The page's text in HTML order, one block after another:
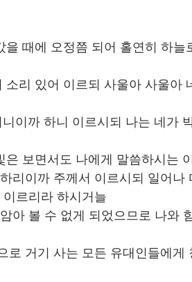
때에 오정쯤 되어 홀연히 하늘
리 있어 이르되 사울아 사울아
이까 하니 이르시되 나는 네가
은 보면서도 나에게 말씀하시는
리이까 주께서 이르시되 일어나
르리라 하시거늘
아 볼 수 없게 되었으므로 나와
로 거기 사는 모든 유대인들에게